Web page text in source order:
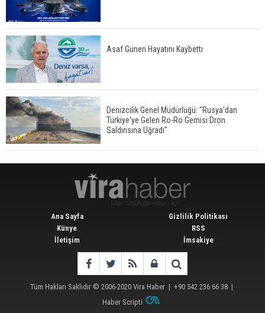
Asaf Güneri Hayatını Kaybetti
Denizcilik Genel Müdürlüğü: "Rusya'dan
Türkiye'ye Gelen Ro-Ro Gemisi Dron
Saldırısına Uğradı"
Ana Sayfa
Künye
İletişim
Gizlilik Politikası
RSS
İmsakiye
Tüm Hakları Saklıdır © 2006-2020 Vira Haber | +90 542 236 66 38 |
Haber Scripti